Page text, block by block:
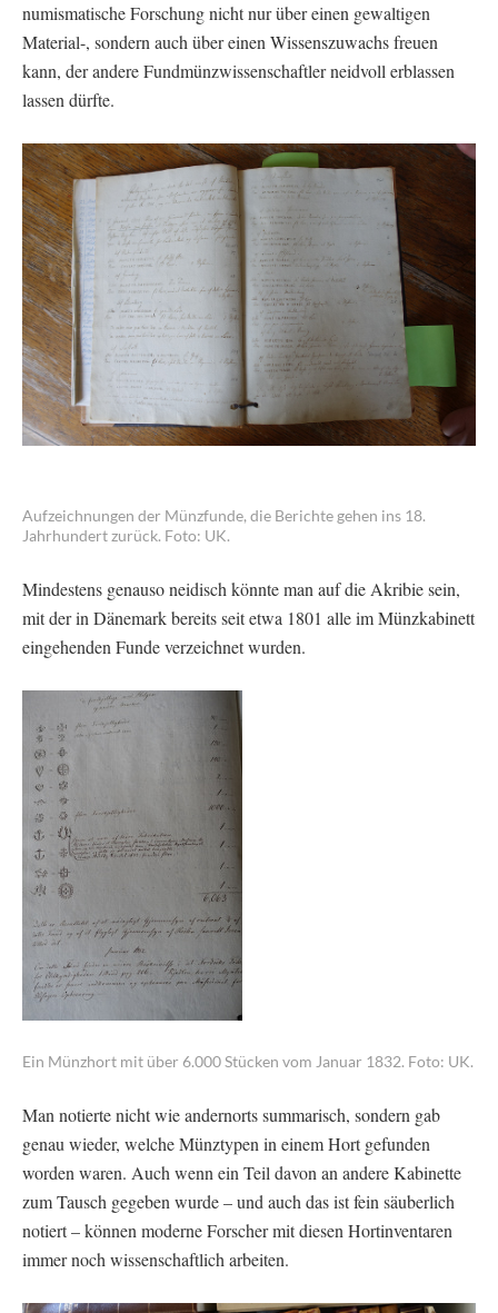
numismatische Forschung nicht nur über einen gewaltigen
Material-, sondern auch über einen Wissenszuwachs freuen
kann, der andere Fundmünzwissenschaftler neidvoll erblassen
lassen dürfte.
Aufzeichnungen der Münzfunde, die Berichte gehen ins 18.
Jahrhundert zurück. Foto: UK.
Mindestens genauso neidisch könnte man auf die Akribie sein,
mit der in Dänemark bereits seit etwa 1801 alle im Münzkabinett
eingehenden Funde verzeichnet wurden.
Ein Münzhort mit über 6.000 Stücken vom Januar 1832. Foto: UK.
Man notierte nicht wie andernorts summarisch, sondern gab
genau wieder, welche Münztypen in einem Hort gefunden
worden waren. Auch wenn ein Teil davon an andere Kabinette
zum Tausch gegeben wurde – und auch das ist fein säuberlich
notiert – können moderne Forscher mit diesen Hortinventaren
immer noch wissenschaftlich arbeiten.